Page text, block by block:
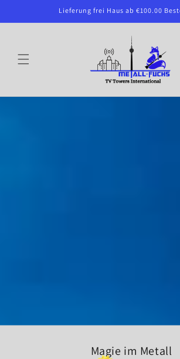
Inhalt
Lieferung frei Haus ab €100.00
Magie im Metall